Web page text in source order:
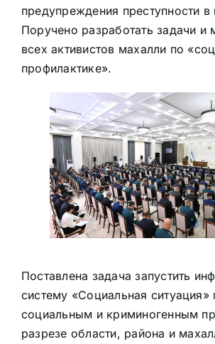
предупреждения преступности в
Поручено разработать задачи и
всех активистов махалли по
профилактике».
Поставлена ​​задача запустить
систему «Социальная ситуация»
социальным и криминогенным
разрезе области, района и